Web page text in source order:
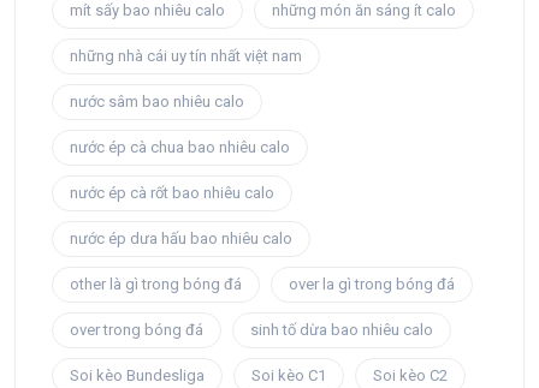
mít sấy bao nhiêu calo những món ăn sáng ít calo
những nhà cái uy tín nhất việt nam
nước sâm bao nhiêu calo
nước ép cà chua bao nhiêu calo
nước ép cà rốt bao nhiêu calo
nước ép dưa hấu bao nhiêu calo
other là gì trong bóng đá over la gì trong bóng đá
over trong bóng đá sinh tố dừa bao nhiêu calo
Soi kèo Bundesliga Soi kèo C1 Soi kèo C2